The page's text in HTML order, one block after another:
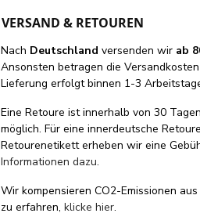
VERSAND & RETOUREN
Nach Deutschland versenden wir ab
Ansonsten betragen die
Lieferung erfolgt binnen 1-3
Eine Retoure ist innerhalb von 30
möglich. Für eine innerdeutsche
Retourenetikett erheben wir eine
Informationen dazu.
Wir kompensieren CO2-Emissionen
zu erfahren,klicke hier.